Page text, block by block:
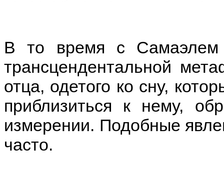
В то время с Самаэлем
трансцендентальной
отца, одетого ко сну,
приблизиться к нему,
измерении. Подобные
часто.